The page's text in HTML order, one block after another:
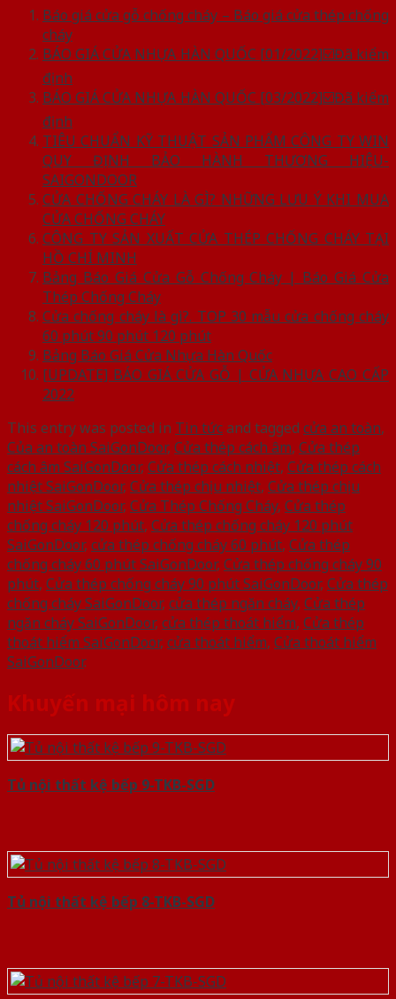
Báo giá cửa gỗ chống cháy – Báo giá cửa thép chống
cháy
BÁO GIÁ CỬA NHỰA HÀN QUỐC [01/2022]☑️Đã kiểm
định
BÁO GIÁ CỬA NHỰA HÀN QUỐC [03/2022]☑️Đã kiểm
định
TIÊU CHUẨN KỸ THUẬT SẢN PHẨM CÔNG TY WIN
QUY ĐỊNH BẢO HÀNH THƯƠNG HIỆU-
SAIGONDOOR
CỬA CHỐNG CHÁY LÀ GÌ? NHỮNG LƯU Ý KHI MUA
CỬA CHỐNG CHÁY
CÔNG TY SẢN XUẤT CỬA THÉP CHỐNG CHÁY TẠI
HỒ CHÍ MINH
Bảng Báo Giá Cửa Gỗ Chống Cháy | Báo Giá Cửa
Thép Chống Cháy
Cửa chống cháy là gì?. TOP 30 mẫu cửa chống cháy
60 phút 90 phút 120 phút
Bảng Báo Giá Cửa Nhựa Hàn Quốc
[UPDATE] BÁO GIÁ CỬA GỖ | CỬA NHỰA CAO CẤP
2022
This entry was posted in Tin tứcand tagged cửa an toàn,
Của an toàn SaiGonDoor, Cửa thép cách âm, Cửa thép
cách âm SaiGonDoor, Cửa thép cách nhiệt, Cửa thép cách
nhiệt SaiGonDoor, Cửa thép chịu nhiệt, Cửa thép chịu
nhiệt SaiGonDoor, Cửa Thép Chống Cháy, Cửa thép
chống cháy 120 phút, Cửa thép chống cháy 120 phút
SaiGonDoor, cửa thép chống cháy 60 phút, Cửa thép
chống cháy 60 phút SaiGonDoor, Cửa thép chống cháy 90
phút, Cửa thép chống cháy 90 phút SaiGonDoor, Cửa thép
chống cháy SaiGonDoor, cửa thép ngăn cháy, Cửa thép
ngăn cháy SaiGonDoor, cửa thép thoát hiểm, Cửa thép
thoát hiểm SaiGonDoor, cửa thoát hiểm, Cửa thoát hiểm
SaiGonDoor.
Khuyến mại hôm nay
Tủ nội thất kệ bếp 9-TKB-SGD
Tủ nội thất kệ bếp 8-TKB-SGD